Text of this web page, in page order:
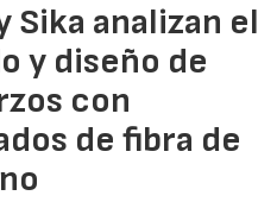
Sika analizan el
y diseño de
con
de fibra de